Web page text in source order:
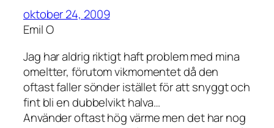
oktober 24, 2009
Emil O
Jag har aldrig riktigt haft problem med mina
omeltter, förutom vikmomentet då den
oftast faller sönder istället för att snyggt och
fint bli en dubbelvikt halva…
Använder oftast hög värme men det har nog